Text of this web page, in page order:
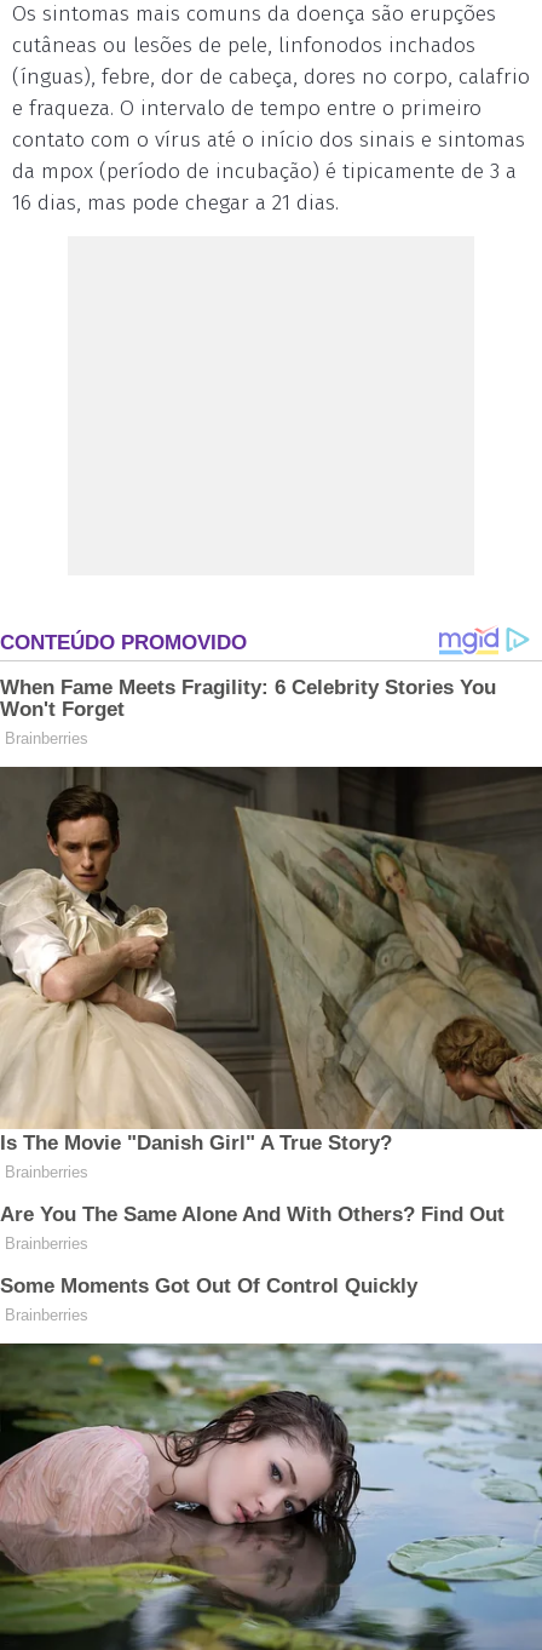
Os sintomas mais comuns da doença são erupções
cutâneas ou lesões de pele, linfonodos inchados
(ínguas), febre, dor de cabeça, dores no corpo, calafrio
e fraqueza. O intervalo de tempo entre o primeiro
contato com o vírus até o início dos sinais e sintomas
da mpox (período de incubação) é tipicamente de 3 a
16 dias, mas pode chegar a 21 dias.